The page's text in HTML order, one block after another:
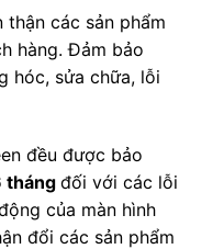
các sản phẩm
hàng. Đảm bảo
hóc, sửa chữa, lỗi
đều được bảo
tháng đối với các lỗi
của màn hình
đổi các sản phẩm